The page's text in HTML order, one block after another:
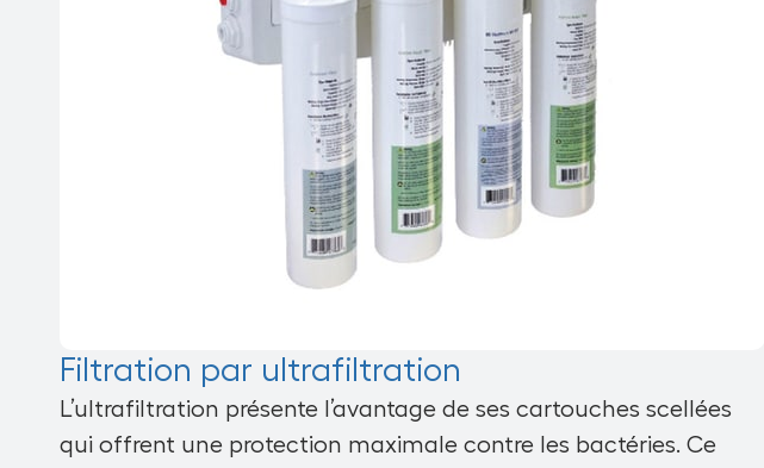
Filtration par ultrafiltration
L’ultrafiltration présente l’avantage de ses cartouches scellées
qui offrent une protection maximale contre les bactéries. Ce